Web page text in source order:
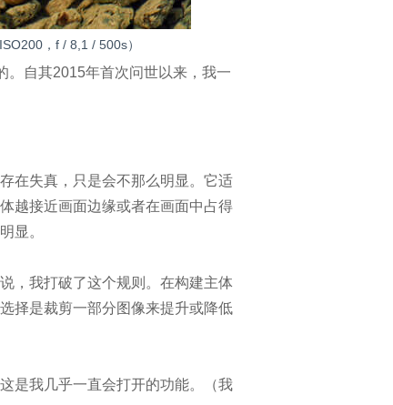
，f / 8,1 / 500s）
。自其2015年首次问世以来，我一
在失真，只是会不那么明显。它适
越接近画面边缘或者在画面中占得
显。
，我打破了这个规则。在构建主体
择是裁剪一部分图像来提升或降低
是我几乎一直会打开的功能。（我